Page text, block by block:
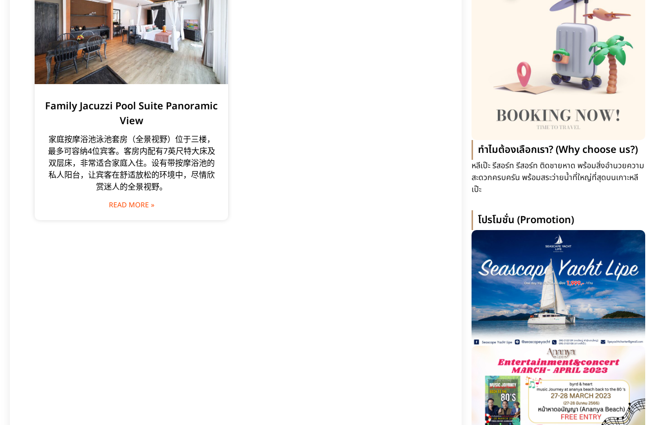
Family Jacuzzi Pool Suite Panoramic
View
家庭按摩浴池泳池套房（全景视野）位于三楼，
最多可容纳4位宾客。客房内配有7英尺特大床及
双层床，非常适合家庭入住。设有带按摩浴池的
私人阳台，让宾客在舒适放松的环境中，尽情欣
赏迷人的全景视野。
READ MORE »
ทำไมต้องเลือกเรา? (Why choose us?)
หลีเป๊ะ รีสอร์ท รีสอร์ท ติดชายหาด พร้อมสิ่งอำนวยความ
สะดวกครบครัน พร้อมสระว่ายน้ำที่ใหญ่ที่สุดบนเกาะหลี
เป๊ะ
โปรโมชั่น (Promotion)